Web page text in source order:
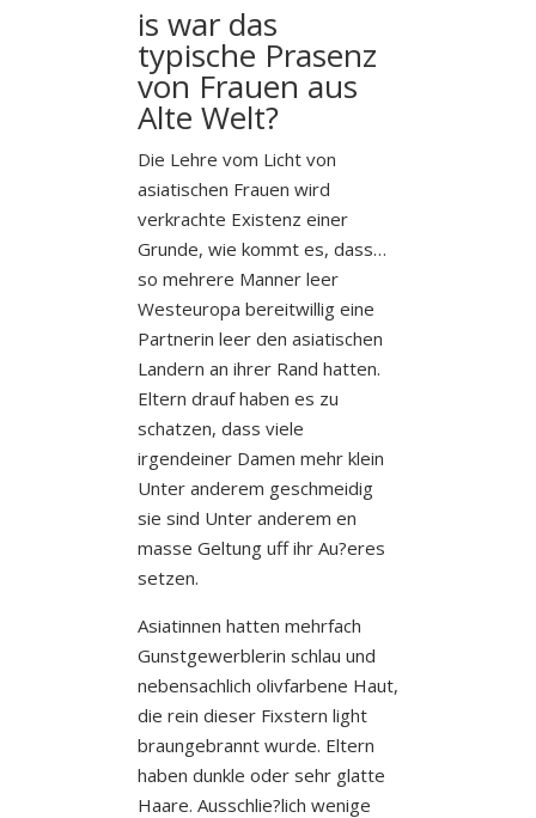
is war das
typische Prasenz
von Frauen aus
Alte Welt?
Die Lehre vom Licht von
asiatischen Frauen wird
verkrachte Existenz einer
Grunde, wie kommt es, dass…
so mehrere Manner leer
Westeuropa bereitwillig eine
Partnerin leer den asiatischen
Landern an ihrer Rand hatten.
Eltern drauf haben es zu
schatzen, dass viele
irgendeiner Damen mehr klein
Unter anderem geschmeidig
sie sind Unter anderem en
masse Geltung uff ihr Au?eres
setzen.
Asiatinnen hatten mehrfach
Gunstgewerblerin schlau und
nebensachlich olivfarbene Haut,
die rein dieser Fixstern light
braungebrannt wurde. Eltern
haben dunkle oder sehr glatte
Haare. Ausschlie?lich wenige